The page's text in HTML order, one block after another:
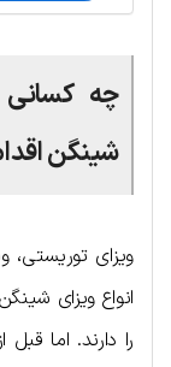
چه کسانی
شینگن
ویزای توریستی،
انواع ویزای
را دارند. اما